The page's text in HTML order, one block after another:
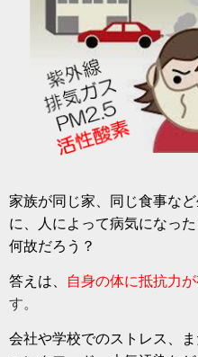
家族が同じ家、同じ食事な
に、人によって病気になっ
何故だろう？
答えは、 自身の体に抵抗力
す。
会社や学校でのストレス、